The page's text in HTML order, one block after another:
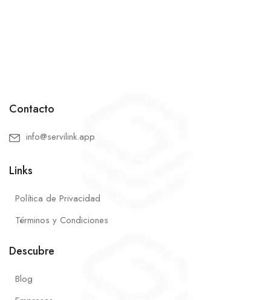
Contacto
info@servilink.app
Links
Política de Privacidad
Términos y Condiciones
Descubre
Blog